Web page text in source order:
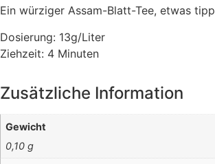
Ein würziger Assam-Blatt-Tee, etwas
Dosierung: 13g/Liter
Ziehzeit: 4 Minuten
Zusätzliche Information
Gewicht
0,10 g